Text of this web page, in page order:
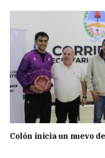
Colón inicia un nuevo